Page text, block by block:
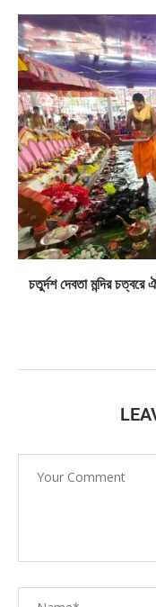
চতুর্দশ দেবতা মন্দির চত্বরে